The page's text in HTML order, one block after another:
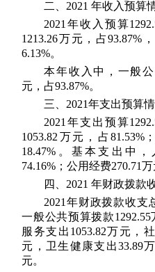
二、2021 年收入预算
2021年收入预算
1213.26万元，占93.87%
6.13%。
本年收入中，一般
元，占93.87%。
三、2021年支出预算
2021年支出预算
1053.82万元，占81.53%
18.47%。基本支出中
74.16%；公用经费270.71万
四、2021 年财政拨款
2021年财政拨款收支
一般公共预算拨款
服务支出1053.82万元，
元，卫生健康支出33.89
元。